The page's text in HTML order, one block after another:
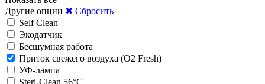
Другие опции ✖ Сбросить
Self Clean
Экодатчик
Беcшумная работа
Приток свежего воздуха (O2 Fresh)
УФ-лампа
Steri-Clean 56°C